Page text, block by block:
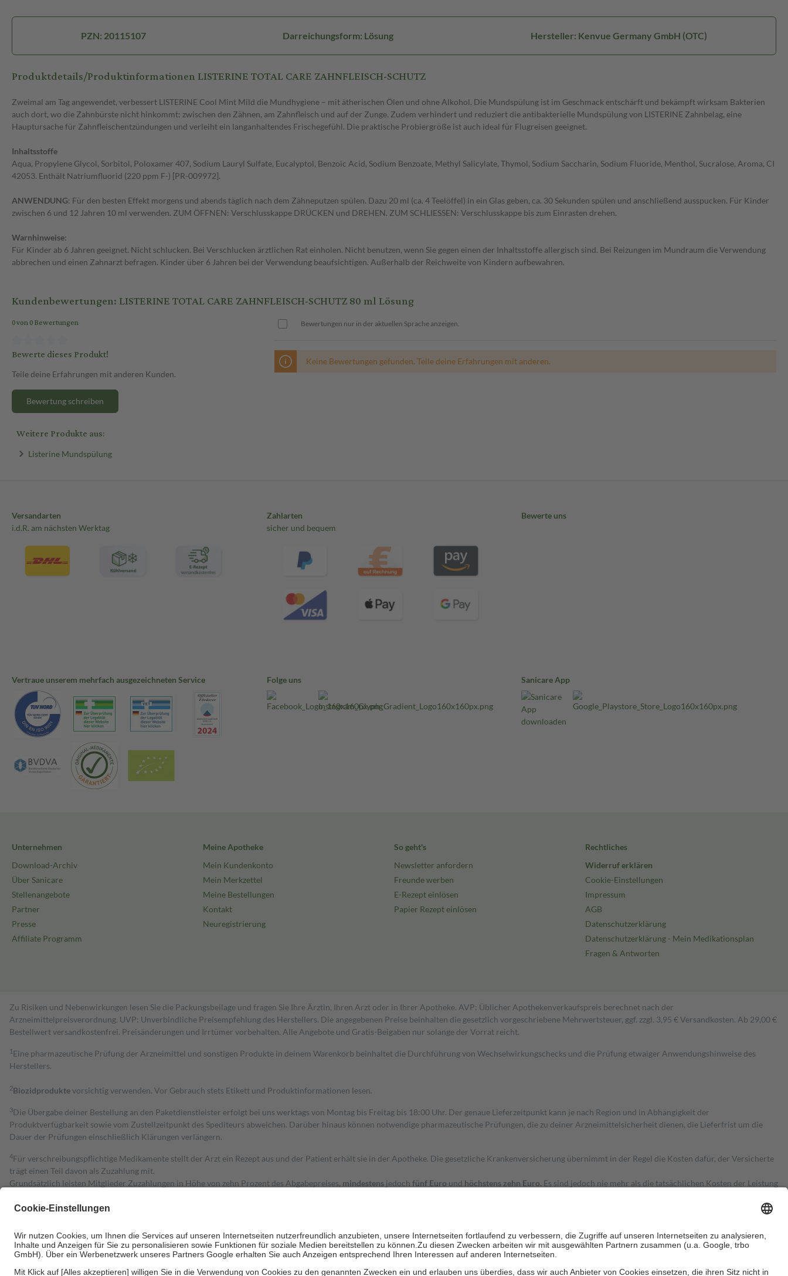
PZN: 20115107 Darreichungsform: Lösung Hersteller: Kenvue Germany GmbH (OTC)
Produktdetails/Produktinformationen LISTERINE TOTAL CARE ZAHNFLEISCH-SCHUTZ
Zweimal am Tag angewendet, verbessert LISTERINE Cool Mint Mild die Mundhygiene – mit ätherischen Ölen und ohne Alkohol. Die Mundspülung ist im Geschmack entschärft und bekämpft wirksam Bakterien
auch dort, wo die Zahnbürste nicht hinkommt: zwischen den Zähnen, am Zahnfleisch und auf der Zunge. Zudem verhindert und reduziert die antibakterielle Mundspülung von LISTERINE Zahnbelag, eine
Hauptursache für Zahnfleischentzündungen und verleiht ein langanhaltendes Frischegefühl. Die praktische Probiergröße ist auch ideal für Flugreisen geeignet.
Inhaltsstoffe
Aqua, Propylene Glycol, Sorbitol, Poloxamer 407, Sodium Lauryl Sulfate, Eucalyptol, Benzoic Acid, Sodium Benzoate, Methyl Salicylate, Thymol, Sodium Saccharin, Sodium Fluoride, Menthol, Sucralose, Aroma, CI
42053. Enthält Natriumfluorid (220 ppm F-) [PR-009972].
ANWENDUNG: Für den besten Effekt morgens und abends täglich nach dem Zähneputzen spülen. Dazu 20 ml (ca. 4 Teelöffel) in ein Glas geben, ca. 30 Sekunden spülen und anschließend ausspucken. Für Kinder
zwischen 6 und 12 Jahren 10 ml verwenden. ZUM ÖFFNEN: Verschlusskappe DRÜCKEN und DREHEN. ZUM SCHLIESSEN: Verschlusskappe bis zum Einrasten drehen.
Warnhinweise:
Für Kinder ab 6 Jahren geeignet. Nicht schlucken. Bei Verschlucken ärztlichen Rat einholen. Nicht benutzen, wenn Sie gegen einen der Inhaltsstoffe allergisch sind. Bei Reizungen im Mundraum die Verwendung
abbrechen und einen Zahnarzt befragen. Kinder über 6 Jahren bei der Verwendung beaufsichtigen. Außerhalb der Reichweite von Kindern aufbewahren.
Kundenbewertungen: LISTERINE TOTAL CARE ZAHNFLEISCH-SCHUTZ 80 ml Lösung
0 von 0 Bewertungen
Bewerte dieses Produkt!
Teile deine Erfahrungen mit anderen Kunden.
Bewertung schreiben
Bewertungen nur in der aktuellen Sprache anzeigen.
Keine Bewertungen gefunden. Teile deine Erfahrungen mit anderen.
Weitere Produkte aus:
Listerine Mundspülung
Versandarten
i.d.R. am nächsten Werktag
Zahlarten
sicher und bequem
Bewerte uns
Vertraue unserem mehrfach ausgezeichneten Service Folge uns Sanicare App
Unternehmen
Download-Archiv
Über Sanicare
Stellenangebote
Partner
Presse
Affiliate Programm
Meine Apotheke
Mein Kundenkonto
Mein Merkzettel
Meine Bestellungen
Kontakt
Neuregistrierung
So geht's
Newsletter anfordern
Freunde werben
E-Rezept einlösen
Papier Rezept einlösen
Rechtliches
Widerruf erklären
Cookie-Einstellungen
Impressum
AGB
Datenschutzerklärung
Datenschutzerklärung - Mein Medikationsplan
Fragen & Antworten
Zu Risiken und Nebenwirkungen lesen Sie die Packungsbeilage und fragen Sie Ihre Ärztin, Ihren Arzt oder in Ihrer Apotheke. AVP: Üblicher Apothekenverkaufspreis berechnet nach der
Arzneimittelpreisverordnung. UVP: Unverbindliche Preisempfehlung des Herstellers. Die angegebenen Preise beinhalten die gesetzlich vorgeschriebene Mehrwertsteuer, ggf. zzgl. 3,95 € Versandkosten. Ab 29,00 €
Bestell­wert versand­kosten­frei. Preisänderungen und Irrtümer vorbehalten. Alle Angebote und Gratis-Beigaben nur solange der Vorrat reicht.
1 Eine pharmazeutische Prüfung der Arzneimittel und sonstigen Produkte in deinem Warenkorb beinhaltet die Durchführung von Wechselwirkungschecks und die Prüfung etwaiger Anwendungshinweise des
Herstellers.
2Biozidproduktevorsichtig verwenden. Vor Gebrauch stets Etikett und Produktinformationen lesen.
3Die Übergabe deiner Bestellung an den Paketdienstleister erfolgt bei uns werktags von Montag bis Freitag bis 18:00 Uhr. Der genaue Lieferzeitpunkt kann je nach Region und in Abhängigkeit der
Produktverfügbarkeit sowie vom Zustellzeitpunkt des Spediteurs abweichen. Darüber hinaus können notwendige pharmazeutische Prüfungen, die zu deiner Arzneimittelsicherheit dienen, die Lieferfrist um die
Dauer der Prüfungen einschließlich Klärungen verlängern.
4Für verschreibungspflichtige Medikamente stellt der Arzt ein Rezept aus und der Patient erhält sie in der Apotheke. Die gesetzliche Krankenversicherung übernimmt in der Regel die Kosten dafür, der Versicherte
trägt einen Teil davon als Zuzahlung mit.
Grundsätzlich leisten Mitglieder Zuzahlungen in Höhe von zehn Prozent des Abgabepreises, mindestens jedoch fünf Euro und höchstens zehn Euro. Es sind jedoch nie mehr als die tatsächlichen Kosten der Leistung
Diese Regeln gelten grundsätzlich auch für Online-Apotheken.
Um das Engagement der Versicherten für ihre eigene Gesundheit zu stärken und die besondere Stellung der Familie zu unterstützen, fallenkeine Zuzahlungen an bei:
• Kindern und Jugendlichen bis zum vollendeten 18. Lebensjahr mit Ausnahme der Fahrkosten
• Untersuchungen zur Vorsorge und Früherkennung, die von der GKV getragen werden
• empfohlenen Schutzimpfungen